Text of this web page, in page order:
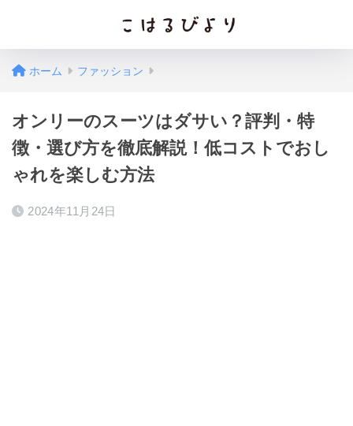
ホーム ファッション
オンリーのスーツはダサい？評判・特
徴・選び方を徹底解説！低コストでおし
ゃれを楽しむ方法
2024年11月24日